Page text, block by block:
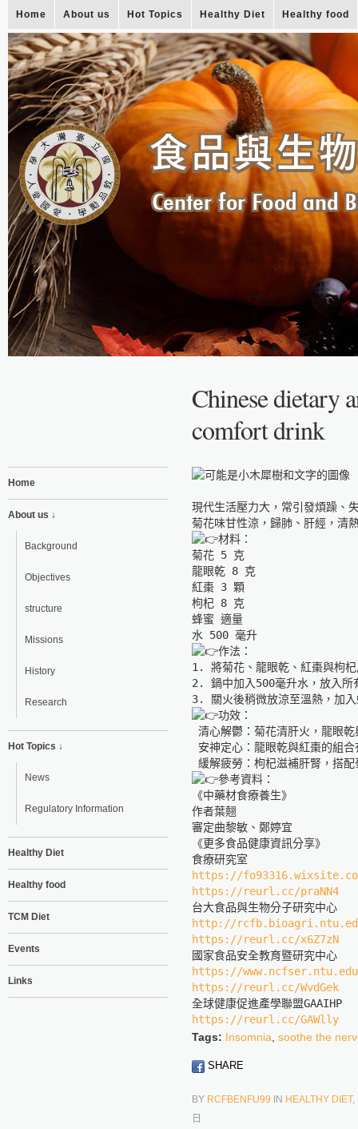
Home About us Hot Topics Healthy Diet Healthy food
Chinese dietary
comfort drink
Home
About us ↓
Background
Objectives
structure
Missions
History
Research
Hot Topics ↓
News
Regulatory Information
Healthy Diet
Healthy food
TCM Diet
Events
Links
現代生活壓力大，常引發煩躁、
材料：
菊花 5 克
龍眼乾 8 克
紅棗 3 顆
枸杞 8 克
蜂蜜 適量
作法：
1. 將菊花、龍眼乾、紅棗與枸
2. 鍋中加入500毫升水，放入所
功效：
清心解鬱：菊花清肝火，龍眼
安神定心：龍眼乾與紅棗的組
參考資料：
《中藥材食療養生》
作者葉翹
審定曲黎敏、鄭婷宜
《更多食品健康資訊分享》
https://
https://reurl.cc/praNN4
http://
https://reurl.cc/x6Z7zN
https://
https://reurl.cc/WvdGek
https://reurl.cc/GAWlly
Tags: Insomnia soothe the
SHARE
BY RCFBENFU99 IN HEALTHY DIET,
日